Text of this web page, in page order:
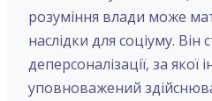
розуміння влади може
наслідки для соціуму.
деперсоналізації, за якої
уповноважений